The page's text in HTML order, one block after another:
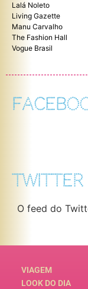
Lalá Noleto
Living Gazette
Manu Carvalho
The Fashion Hall
Vogue Brasil
TWITTER
O feed do
VIAGEM
LOOK DO DIA